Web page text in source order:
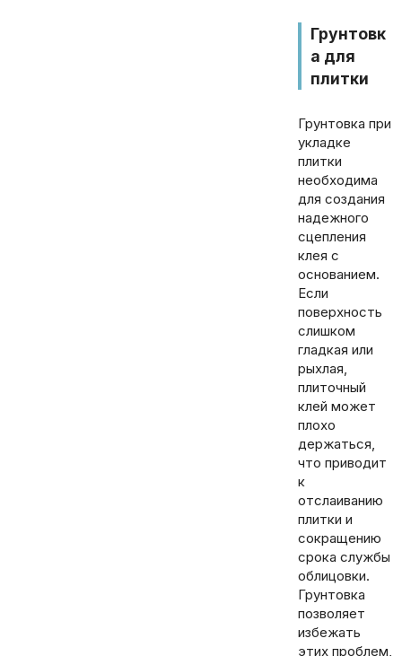
Грунтовк
а для
плитки
Грунтовка при
укладке
плитки
необходима
для создания
надежного
сцепления
клея с
основанием.
Если
поверхность
слишком
гладкая или
рыхлая,
плиточный
клей может
плохо
держаться,
что приводит
к
отслаиванию
плитки и
сокращению
срока службы
облицовки.
Грунтовка
позволяет
избежать
этих проблем,